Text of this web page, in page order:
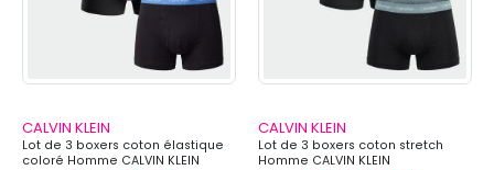
CALVIN KLEIN
Lot de 3 boxers coton élastique
coloré Homme CALVIN KLEIN
CALVIN KLEIN
Lot de 3 boxers coton stretch
Homme CALVIN KLEIN